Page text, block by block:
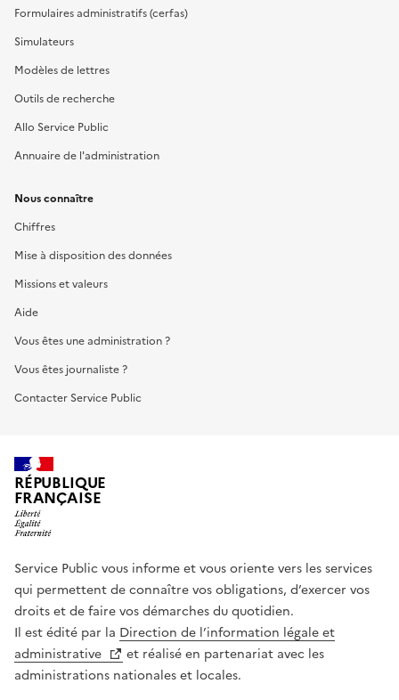
Formulaires administratifs (cerfas)
Simulateurs
Modèles de lettres
Outils de recherche
Allo Service Public
Annuaire de l'administration
Nous connaître
Chiffres
Mise à disposition des données
Missions et valeurs
Aide
Vous êtes une administration ?
Vous êtes journaliste ?
Contacter Service Public
RÉPUBLIQUE
FRANÇAISE
Service Public vous informe et vous oriente vers les services
qui permettent de connaître vos obligations, d’exercer vos
droits et de faire vos démarches du quotidien.
Il est édité par la Direction de l’information légale et
administrative
et réalisé en partenariat avec les
administrations nationales et locales.